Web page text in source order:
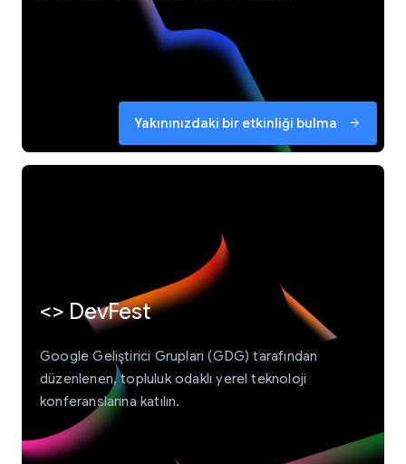
Yakınınızdaki bir etkinliği bulma arrow_forward
<> DevFest
Google Geliştirici Grupları (GDG) tarafından
düzenlenen, topluluk odaklı yerel teknoloji
konferanslarına katılın.